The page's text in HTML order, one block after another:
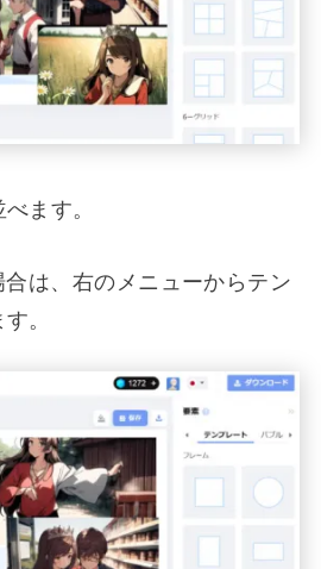
ます。
は、右のメニューからテン
。